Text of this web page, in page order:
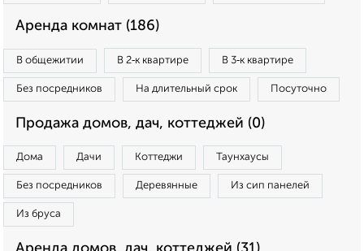
Аренда комнат (186)
В общежитии В 2‑к квартире В 3‑к квартире
Без посредников На длительный срок Посуточно
Продажа домов, дач, коттеджей (0)
Дома Дачи Коттеджи Таунхаусы
Без посредников Деревянные Из сип панелей
Из бруса